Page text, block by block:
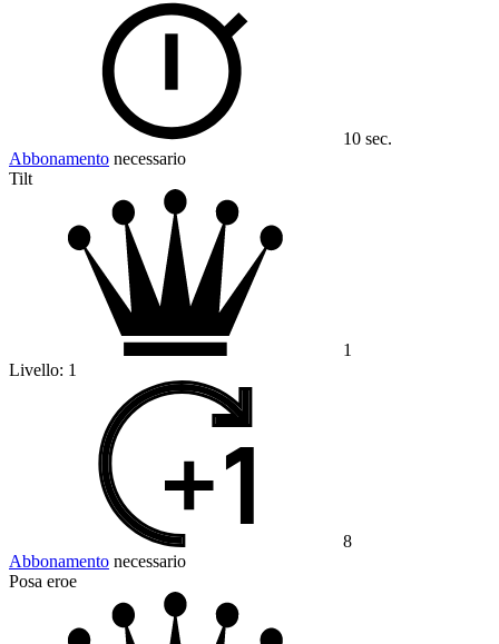
10 sec.
Abbonamento necessario
Tilt
1
Livello: 1
8
Abbonamento necessario
Posa eroe